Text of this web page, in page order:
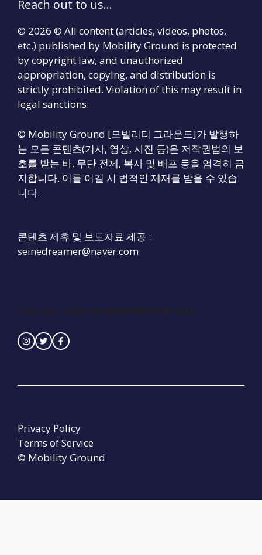
Reach out to us...
© 2026 © All content (articles, videos, photos,
etc.) published by Mobility Ground is protected
by copyright law, and unauthorized
appropriation, copying, and distribution is
strictly prohibited. Violation of this may result in
legal sanctions.
© Mobility Ground [모빌리티 그라운드]가 발행하
는 모든 콘텐츠(기사, 영상, 사진 등)은 저작권법의 보
호를 받는 바, 무단 전제, 복사 및 배포 등을 엄격히 금
지합니다. 이를 어길 시 법적인 제재를 받을 수 있습
니다.
콘텐츠 제휴 및 보도자료 제공 :
seinedreamer@naver.com
Contact : seinedreamer@naver.com
© Mobility Ground
Privacy Policy
Terms of Service